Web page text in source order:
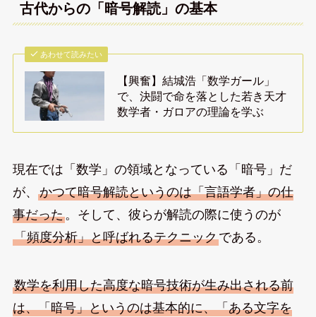
古代からの「暗号解読」の基本
あわせて読みたい
【興奮】結城浩「数学ガール」
で、決闘で命を落とした若き天才
数学者・ガロアの理論を学ぶ
現在では「数学」の領域となっている「暗号」だ
が、 かつて暗号解読というのは「言語学者」の仕
事だった。そして、彼らが解読の際に使うのが
「頻度分析」と呼ばれるテクニックである。
数学を利用した高度な暗号技術が生み出される前
は、「暗号」というのは基本的に、「ある文字を